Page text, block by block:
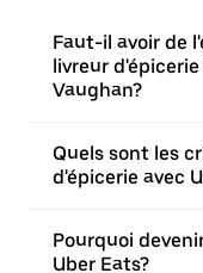
Faut-il avoir de
livreur
Vaughan?
Quels sont les
d'épicerie avec
Pourquoi
Uber Eats?